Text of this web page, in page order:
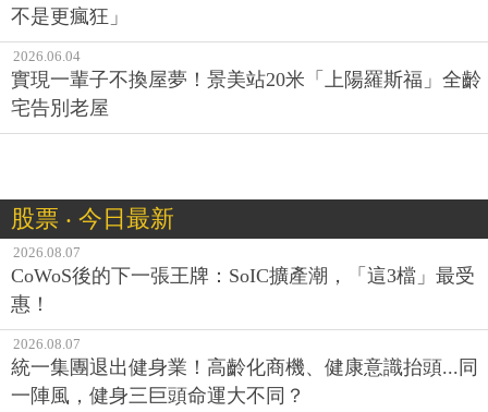
不是更瘋狂」
2026.06.04
實現一輩子不換屋夢！景美站20米「上陽羅斯福」全齡
宅告別老屋
股票 ‧ 今日最新
2026.08.07
CoWoS後的下一張王牌：SoIC擴產潮，「這3檔」最受
惠！
2026.08.07
統一集團退出健身業！高齡化商機、健康意識抬頭...同
一陣風，健身三巨頭命運大不同？